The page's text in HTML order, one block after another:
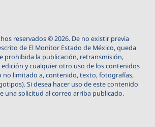
reservados © 2026. De no existir previa
de El Monitor Estado de México, queda
prohibida la publicación, retransmisión,
y cualquier otro uso de los contenidos
no limitado a, contenido, texto, fotografías,
Si desea hacer uso de este contenido
una solicitud al correo arriba publicado.